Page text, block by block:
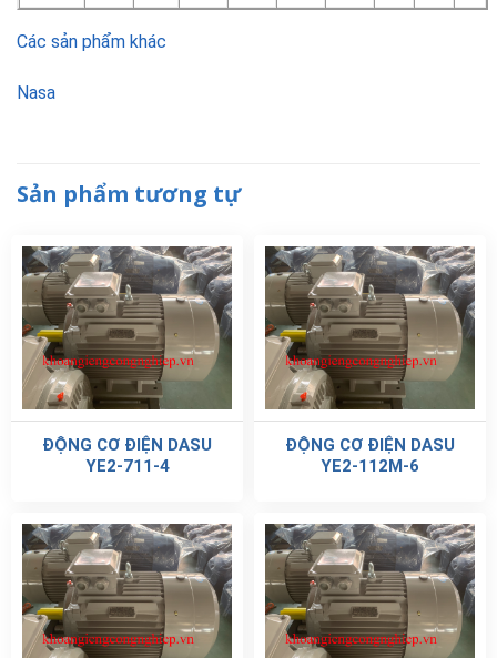
Các sản phẩm khác
Nasa
Sản phẩm tương tự
ĐỘNG CƠ ĐIỆN DASU
YE2-711-4
ĐỘNG CƠ ĐIỆN DASU
YE2-112M-6